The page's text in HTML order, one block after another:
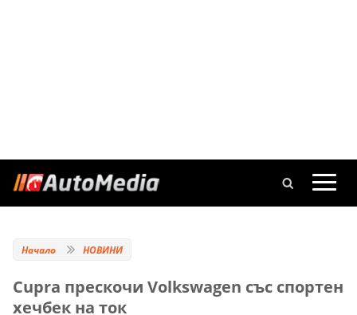
Начало НОВИНИ
Cupra прескочи Volkswagen със спортен
хечбек на ток